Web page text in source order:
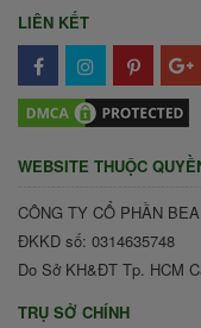
LIÊN KẾT
WEBSITE THUỘC
CÔNG TY CỔ PHẦN
ĐKKD số: 0314635748
Do Sở KH&ĐT Tp. HCM
TRỤ SỞ CHÍNH